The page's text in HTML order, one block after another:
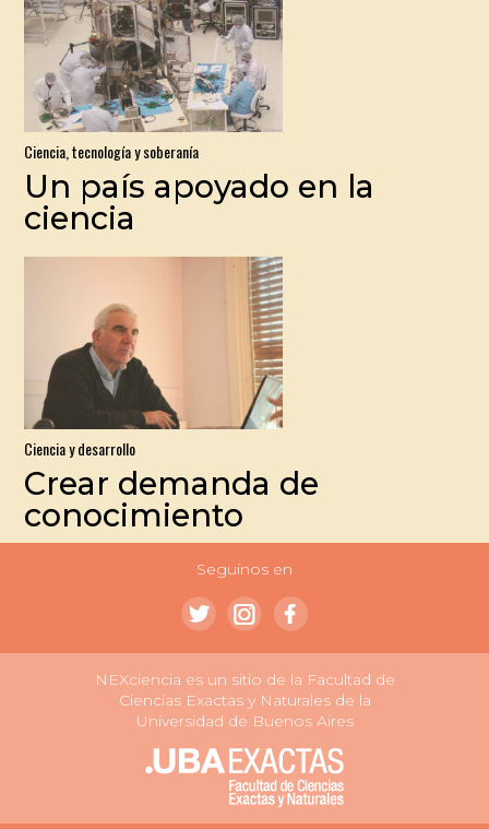
Ciencia, tecnología y soberanía
Un país apoyado en la
ciencia
Ciencia y desarrollo
Crear demanda de
conocimiento
Seguinos en
NEXciencia es un sitio de la Facultad de
Ciencias Exactas y Naturales de la
Universidad de Buenos Aires